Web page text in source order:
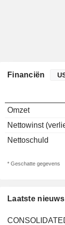
Laatste
Financiën
Omzet
Nettowinst
Nettoschuld
* Geschatte gegevens